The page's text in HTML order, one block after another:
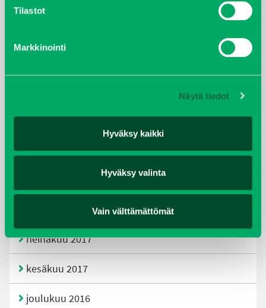
Tilastot
Markkinointi
Näytä tiedot
Hyväksy kaikki
Hyväksy valinta
Vain välttämättömät
helmikuu 2019
elokuu 2018
heinäkuu 2017
kesäkuu 2017
joulukuu 2016